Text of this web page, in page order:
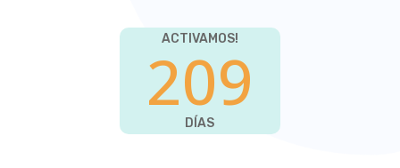
ACTIVAMOS!
209
DÍAS